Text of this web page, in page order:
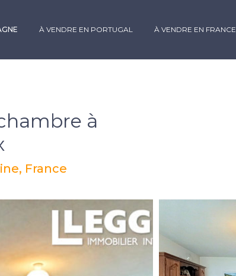
À VENDRE EN PORTUGAL À VENDRE EN FRANCE
à
France